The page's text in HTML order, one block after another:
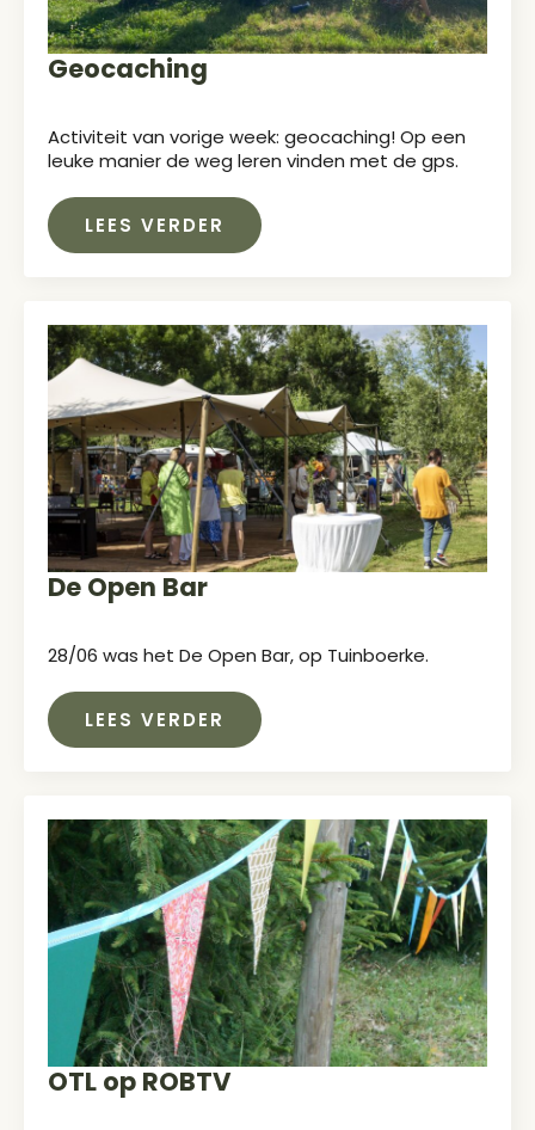
Geocaching
Activiteit van vorige week: geocaching! Op een
leuke manier de weg leren vinden met de gps.
LEES VERDER
De Open Bar
28/06 was het De Open Bar, op Tuinboerke.
LEES VERDER
OTL op ROBTV